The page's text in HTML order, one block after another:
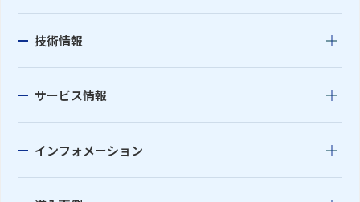
技術情報
サービス情報
インフォメーション